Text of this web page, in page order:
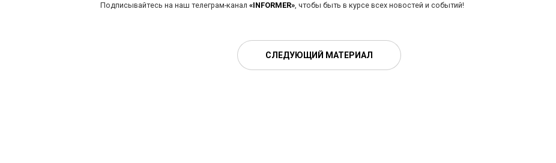
Подписывайтесь на наш телеграм-канал «INFORMER», чтобы быть в курсе всех новостей и событий!
СЛЕДУЮЩИЙ МАТЕРИАЛ